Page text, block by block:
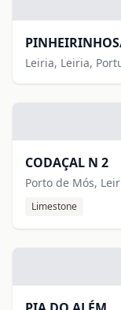
Leiria, Leiria,
CODAÇAL N 2
Porto de Mós,
Limestone